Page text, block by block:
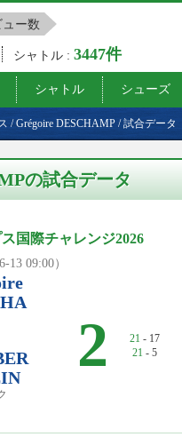
ー数
シャトル :3447件
シャトル シューズ
/Grégoire DESCHAMP /試合データ
の試合データ
国際チャレンジ2026
13 09:00）
2 21 - 17
21 - 5